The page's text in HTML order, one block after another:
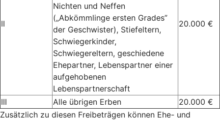
II
Nichten und Neffen
(„Abkömmlinge ersten Grades”
der Geschwister), Stiefeltern,
Schwiegerkinder,
Schwiegereltern, geschiedene
Ehepartner, Lebenspartner einer
aufgehobenen
Lebenspartnerschaft
20.000 €
III Alle übrigen Erben
20.000 €
Zusätzlich zu diesen Freibeträgen können Ehe- und